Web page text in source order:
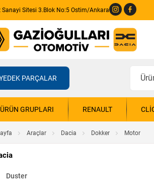
Sanayi Sitesi 3.Blok No:5 Ostim/Ankara
PARÇALAR
ÜRÜN GRUPLARI RENAULT
Araçlar Dacia Dokker Motor
Duster